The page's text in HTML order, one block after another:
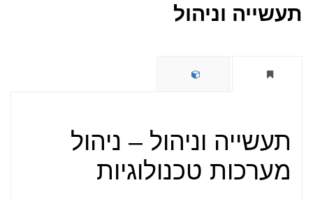
תעשייה וניהול
תעשייה וניהול – ניהול
מערכות טכנולוגיות